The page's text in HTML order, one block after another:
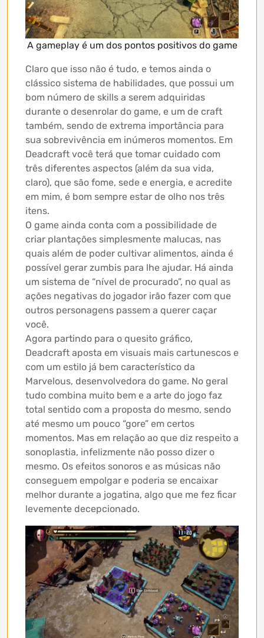
A gameplay é um dos pontos positivos do game
Claro que isso não é tudo, e temos ainda o
clássico sistema de habilidades, que possui um
bom número de skills a serem adquiridas
durante o desenrolar do game, e um de craft
também, sendo de extrema importância para
sua sobrevivência em inúmeros momentos. Em
Deadcraft você terá que tomar cuidado com
três diferentes aspectos (além da sua vida,
claro), que são fome, sede e energia, e acredite
em mim, é bom sempre estar de olho nos três
itens.
O game ainda conta com a possibilidade de
criar plantações simplesmente malucas, nas
quais além de poder cultivar alimentos, ainda é
possível gerar zumbis para lhe ajudar. Há ainda
um sistema de “nível de procurado”, no qual as
ações negativas do jogador irão fazer com que
outros personagens passem a querer caçar
você.
Agora partindo para o quesito gráfico,
Deadcraft aposta em visuais mais cartunescos e
com um estilo já bem característico da
Marvelous, desenvolvedora do game. No geral
tudo combina muito bem e a arte do jogo faz
total sentido com a proposta do mesmo, sendo
até mesmo um pouco “gore” em certos
momentos. Mas em relação ao que diz respeito a
sonoplastia, infelizmente não posso dizer o
mesmo. Os efeitos sonoros e as músicas não
conseguem empolgar e poderia se encaixar
melhor durante a jogatina, algo que me fez ficar
levemente decepcionado.